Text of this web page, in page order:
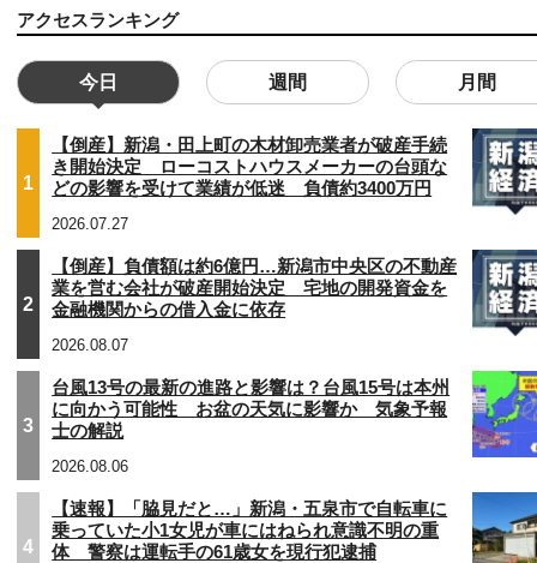
アクセスランキング
今日 週間 月間
1
【倒産】新潟・田上町の木材卸売業者が破産手続
き開始決定 ローコストハウスメーカーの台頭な
どの影響を受けて業績が低迷 負債約3400万円
2026.07.27
2
【倒産】負債額は約6億円…新潟市中央区の不動産
業を営む会社が破産開始決定 宅地の開発資金を
金融機関からの借入金に依存
2026.08.07
3
台風13号の最新の進路と影響は？台風15号は本州
に向かう可能性 お盆の天気に影響か 気象予報
士の解説
2026.08.06
4
【速報】「脇見だと…」新潟・五泉市で自転車に
乗っていた小1女児が車にはねられ意識不明の重
体 警察は運転手の61歳女を現行犯逮捕